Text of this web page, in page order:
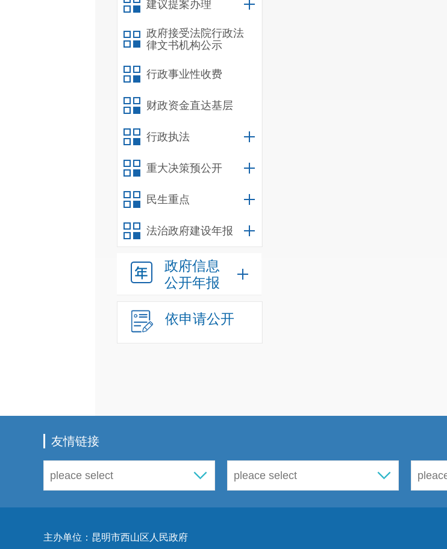
建议提案办理
政府接受法院行政法
律文书机构公示
行政事业性收费
财政资金直达基层
行政执法
重大决策预公开
民生重点
法治政府建设年报
政府信息
公开年报
依申请公开
友情链接
主办单位：昆明市西山区人民政府